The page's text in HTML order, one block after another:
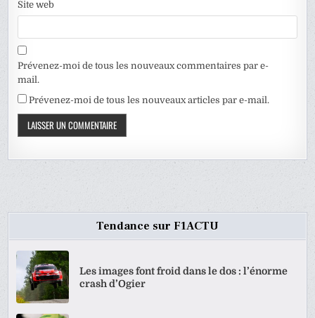
Site web
Prévenez-moi de tous les nouveaux commentaires par e-
mail.
Prévenez-moi de tous les nouveaux articles par e-mail.
Tendance sur F1ACTU
Les images font froid dans le dos : l’énorme
crash d’Ogier